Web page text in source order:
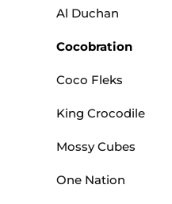
Al Duchan
Cocobration
Coco Fleks
King Crocodile
Mossy Cubes
One Nation